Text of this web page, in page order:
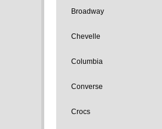
Broadway
Chevelle
Columbia
Converse
Crocs